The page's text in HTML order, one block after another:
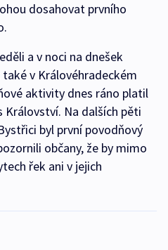
dosahovat prvního
a v noci na dnešek
v Královéhradeckém
aktivity dnes ráno platil
Království. Na dalších pěti
byl první povodňový
občany, že by mimo
řek ani v jejich